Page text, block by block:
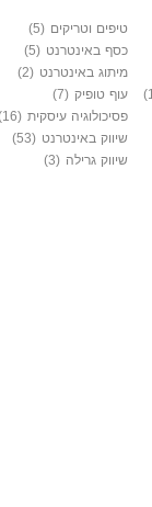
טיפים וטריקים (5)
כסף באינטרנט (5)
מיתוג באינטרנט (2)
עוף טופיק (7)
פסיכולוגיה עיסקית (16)
שיווק באינטרנט (53)
שיווק גרילה (3)